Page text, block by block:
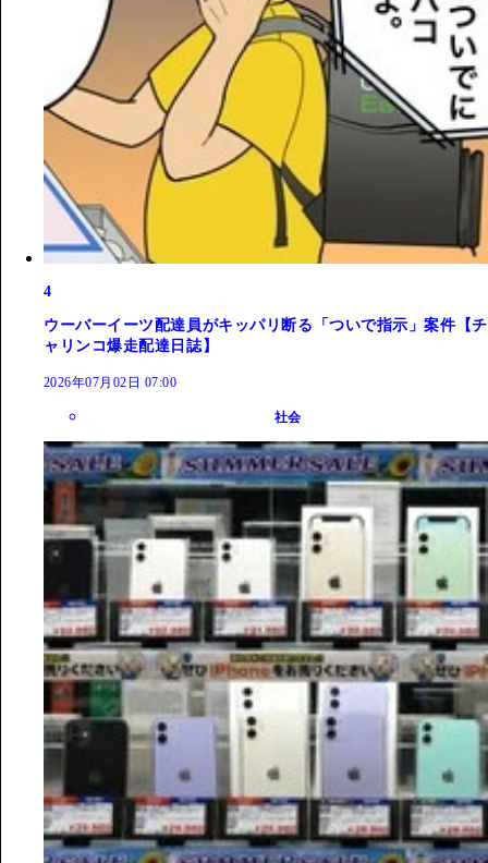
4
ウーバーイーツ配達員がキッパリ断る「ついで指示」案件【チ
ャリンコ爆走配達日誌】
2026年07月02日 07:00
社会